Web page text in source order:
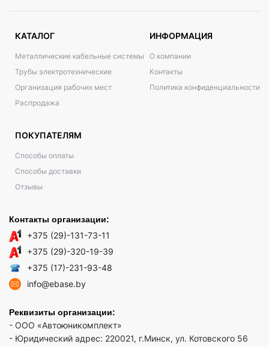
КАТАЛОГ
Металлические кабельные системы
Трубы электротехнические
Организация рабочих мест
Распродажа
ИНФОРМАЦИЯ
О компании
Контакты
Политика конфиденциальности
ПОКУПАТЕЛЯМ
Способы оплаты
Способы доставки
Отзывы
Контакты организации:
+375 (29)-131-73-11
+375 (29)-320-19-39
+375 (17)-231-93-48
info@ebase.by
Реквизиты организации:
- ООО «Автоюникомплект»
- Юридический адрес: 220021, г.Минск, ул. Котовского 56